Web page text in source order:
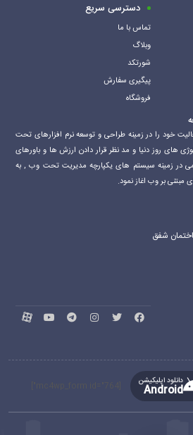
دسترسی سریع
تماس با ما
وبلاگ
شورتکد
پیگیری سفارش
فروشگاه
ماهدیس وب از سال 1390 فعالیت خود را در زمینه طراحی و توسعه نرم افزارهای تحت
های روز دنیا و مد نظر قرار دادن ارزش ها و باورهای
در زمینه سیستم های یکپارچه مدیریت تحت وب , به
مبتنی بر وب اغاز نمود.
شفق
دانلود اپلیکیشن
Android